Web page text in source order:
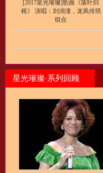
[2017星光璀璨]歌曲《落叶归
根》 演唱：刘润潼，龙凤传琪
组合
星光璀璨·系列回顾